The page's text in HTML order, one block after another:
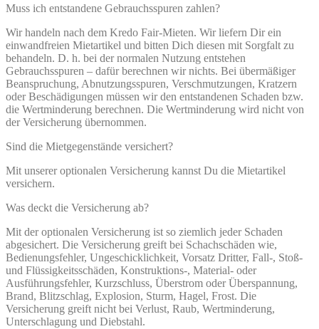
Muss ich entstandene Gebrauchsspuren zahlen?
Wir handeln nach dem Kredo Fair-Mieten. Wir liefern Dir ein
einwandfreien Mietartikel und bitten Dich diesen mit Sorgfalt zu
behandeln. D. h. bei der normalen Nutzung entstehen
Gebrauchsspuren – dafür berechnen wir nichts. Bei übermäßiger
Beanspruchung, Abnutzungsspuren, Verschmutzungen, Kratzern
oder Beschädigungen müssen wir den entstandenen Schaden bzw.
die Wertminderung berechnen. Die Wertminderung wird nicht von
der Versicherung übernommen.
Sind die Mietgegenstände versichert?
Mit unserer optionalen Versicherung kannst Du die Mietartikel
versichern.
Was deckt die Versicherung ab?
Mit der optionalen Versicherung ist so ziemlich jeder Schaden
abgesichert. Die Versicherung greift bei Schachschäden wie,
Bedienungsfehler, Ungeschicklichkeit, Vorsatz Dritter, Fall-, Stoß-
und Flüssigkeitsschäden, Konstruktions-, Material- oder
Ausführungsfehler, Kurzschluss, Überstrom oder Überspannung,
Brand, Blitzschlag, Explosion, Sturm, Hagel, Frost. Die
Versicherung greift nicht bei Verlust, Raub, Wertminderung,
Unterschlagung und Diebstahl.